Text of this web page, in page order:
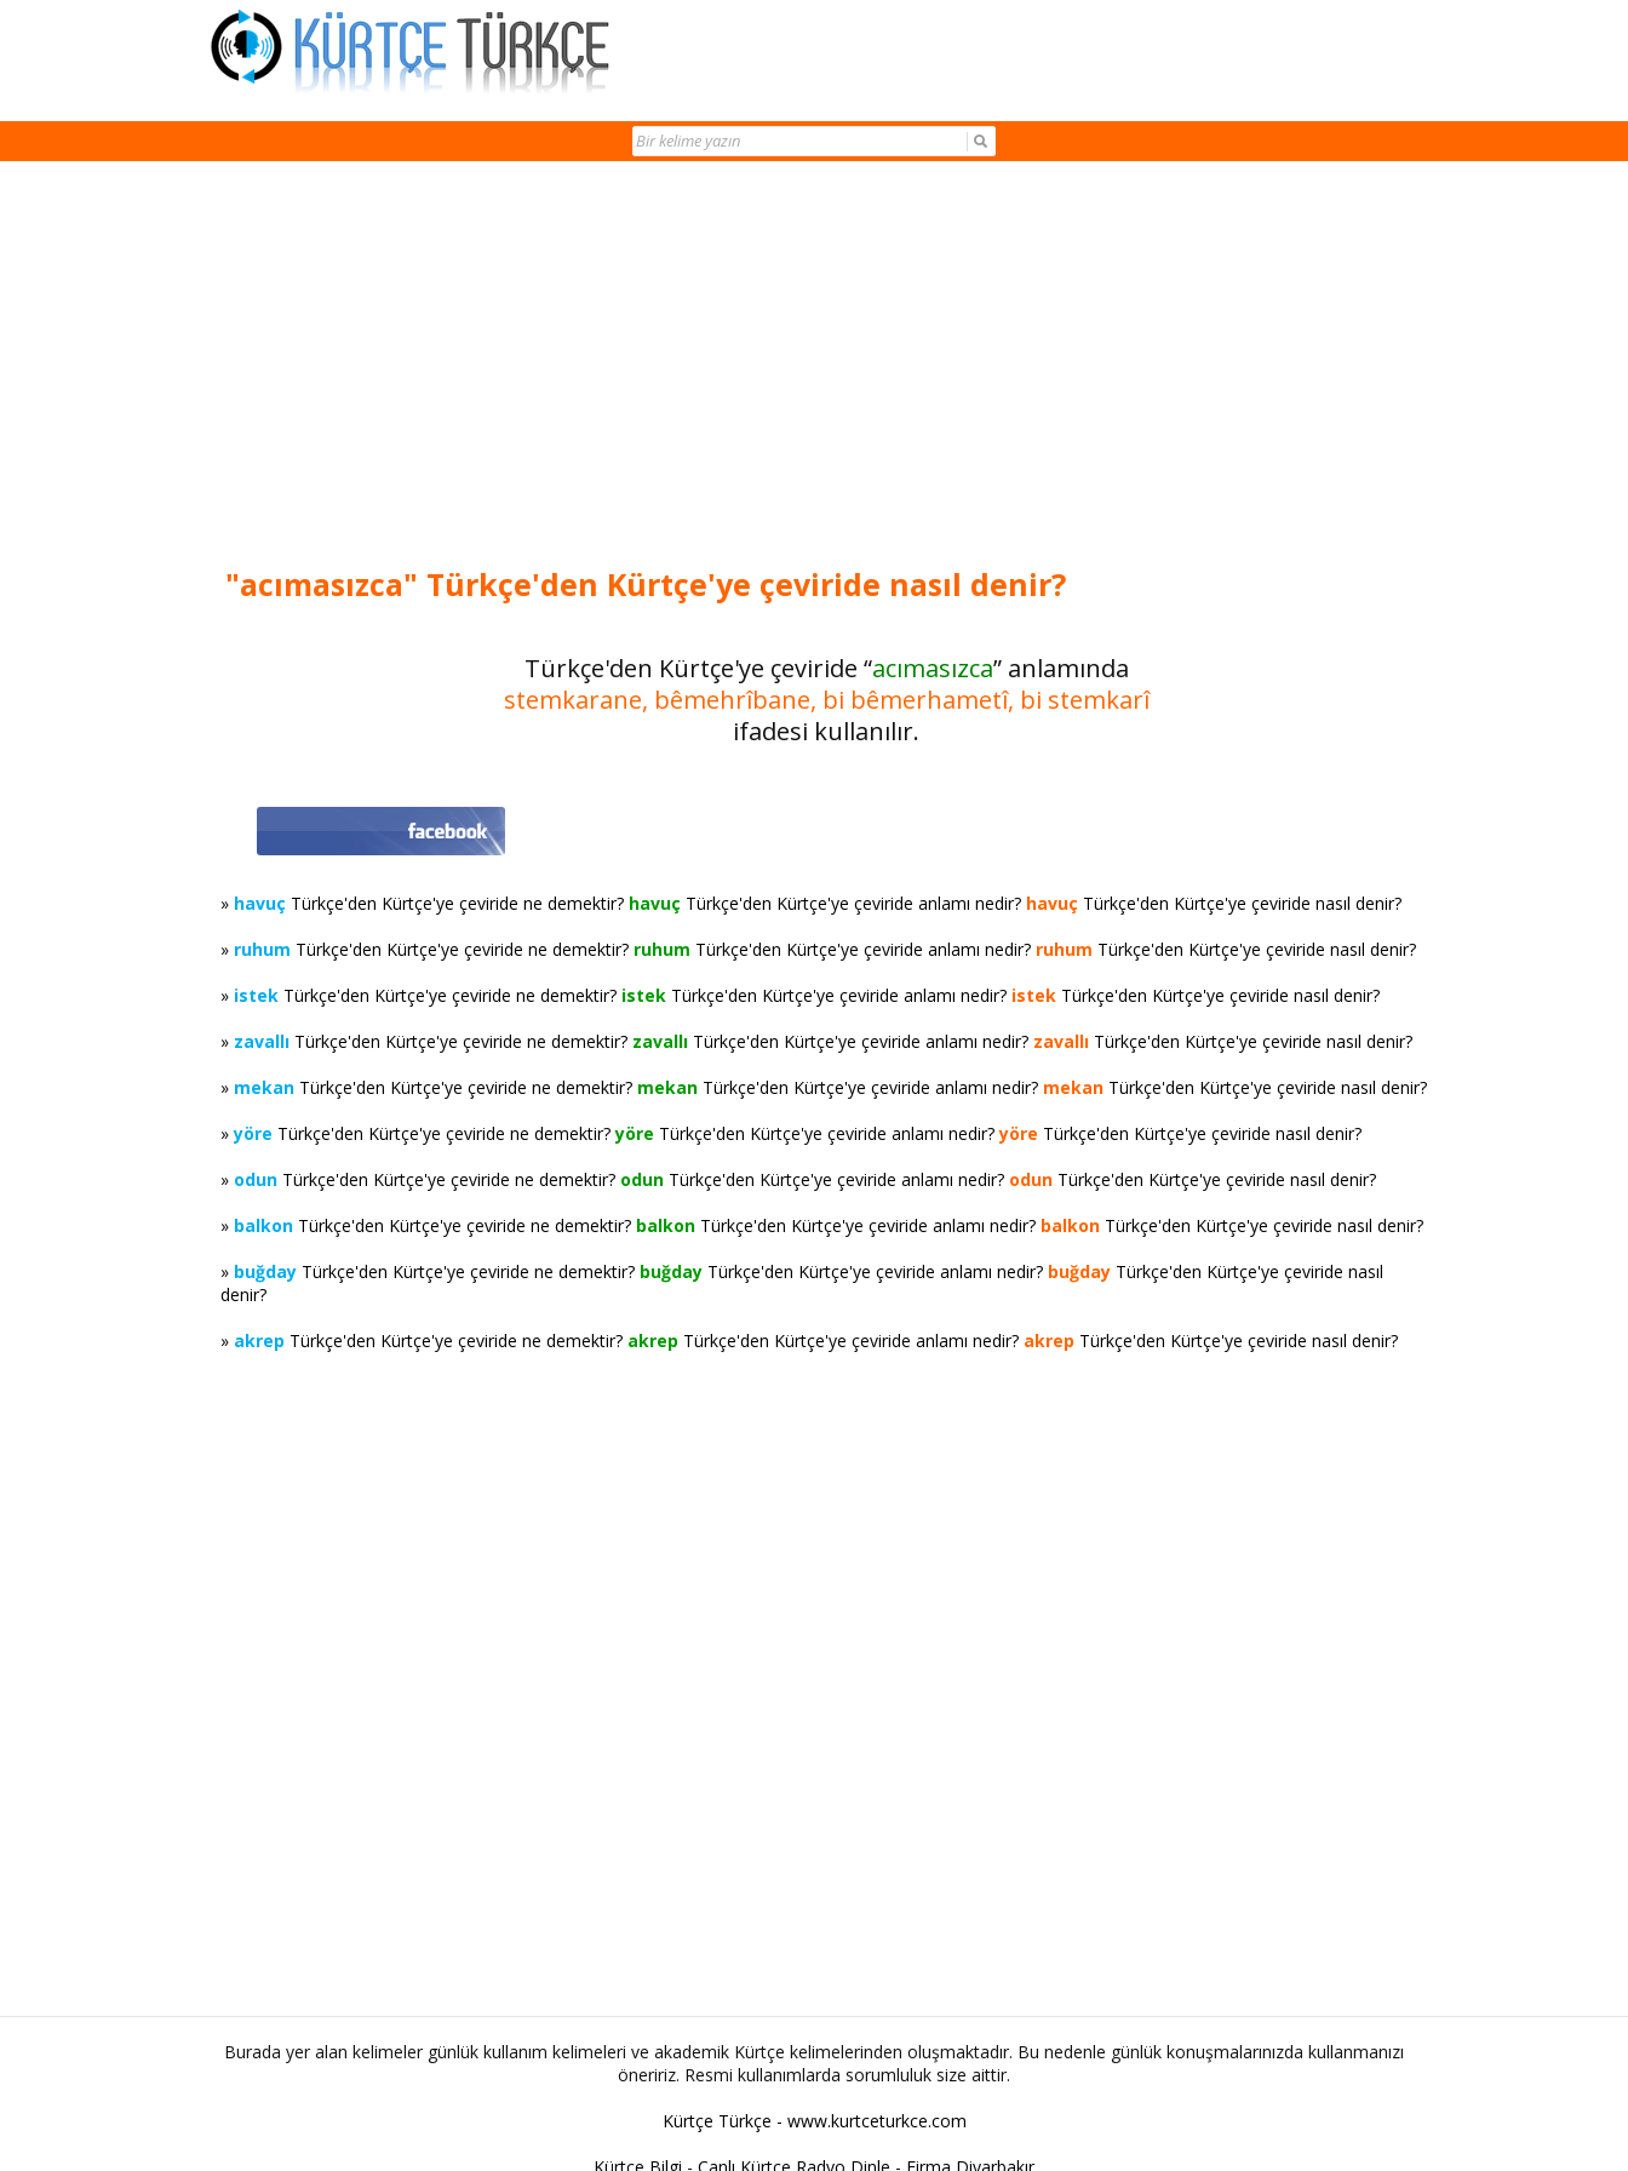
"acımasızca" Türkçe'den Kürtçe'ye çeviride nasıl denir?
Türkçe'den Kürtçe'ye çeviride “acımasızca” anlamında
stemkarane, bêmehrîbane, bi bêmerhametî, bi stemkarî
ifadesi kullanılır.
» havuç Türkçe'den Kürtçe'ye çeviride ne demektir? havuç Türkçe'den Kürtçe'ye çeviride anlamı nedir? havuç Türkçe'den Kürtçe'ye çeviride nasıl denir?
» ruhum Türkçe'den Kürtçe'ye çeviride ne demektir? ruhum Türkçe'den Kürtçe'ye çeviride anlamı nedir? ruhum Türkçe'den Kürtçe'ye çeviride nasıl denir?
» istek Türkçe'den Kürtçe'ye çeviride ne demektir? istek Türkçe'den Kürtçe'ye çeviride anlamı nedir? istek Türkçe'den Kürtçe'ye çeviride nasıl denir?
» zavallı Türkçe'den Kürtçe'ye çeviride ne demektir? zavallı Türkçe'den Kürtçe'ye çeviride anlamı nedir? zavallı Türkçe'den Kürtçe'ye çeviride nasıl denir?
» mekan Türkçe'den Kürtçe'ye çeviride ne demektir? mekan Türkçe'den Kürtçe'ye çeviride anlamı nedir? mekan Türkçe'den Kürtçe'ye çeviride nasıl denir?
»yöre Türkçe'den Kürtçe'ye çeviride ne demektir?yöre Türkçe'den Kürtçe'ye çeviride anlamı nedir?yöre Türkçe'den Kürtçe'ye çeviride nasıl denir?
» odun Türkçe'den Kürtçe'ye çeviride ne demektir? odun Türkçe'den Kürtçe'ye çeviride anlamı nedir? odun Türkçe'den Kürtçe'ye çeviride nasıl denir?
» balkon Türkçe'den Kürtçe'ye çeviride ne demektir? balkon Türkçe'den Kürtçe'ye çeviride anlamı nedir? balkon Türkçe'den Kürtçe'ye çeviride nasıl denir?
» buğday Türkçe'den Kürtçe'ye çeviride ne demektir? buğday Türkçe'den Kürtçe'ye çeviride anlamı nedir? buğday Türkçe'den Kürtçe'ye çeviride nasıl
denir?
» akrep Türkçe'den Kürtçe'ye çeviride ne demektir? akrep Türkçe'den Kürtçe'ye çeviride anlamı nedir? akrep Türkçe'den Kürtçe'ye çeviride nasıl denir?
Burada yer alan kelimeler günlük kullanım kelimeleri ve akademik Kürtçe kelimelerinden oluşmaktadır. Bu nedenle günlük konuşmalarınızda kullanmanızı
öneririz. Resmi kullanımlarda sorumluluk size aittir.
Kürtçe Türkçe - www.kurtceturkce.com